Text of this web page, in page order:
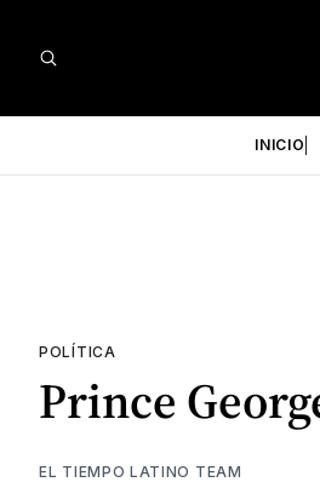
INICIO
POLÍTICA
Prince
EL TIEMPO LATINO TEAM